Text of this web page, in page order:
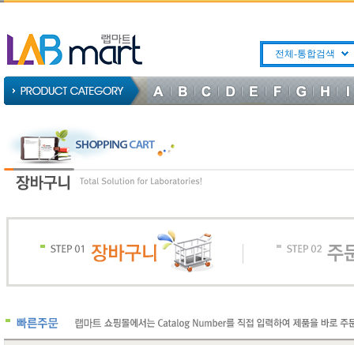
전체-통합검색